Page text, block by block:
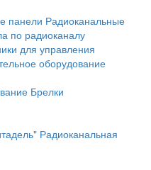
панели Радиоканальные
по радиоканалу
для управления
оборудование
Брелки
Радиоканальная